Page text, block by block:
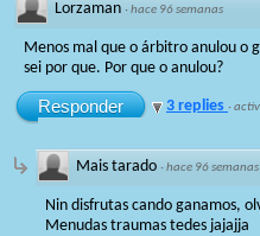
Lorzaman ·hace 96 semanas
Menos mal que o árbitro anulou o
sei por que. Por que o anulou?
Responder 3 replies ·
Mais tarado ·hace 96 semanas
Nin disfrutas cando ganamos,
Menudas traumas tedes jajajja